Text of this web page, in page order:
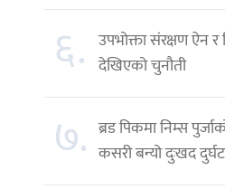
६. उपभोक्ता संरक्षण ऐन र
देखिएको चुनौती
७. ब्रड पिकमा निम्स
कसरी बन्यो दुःखद